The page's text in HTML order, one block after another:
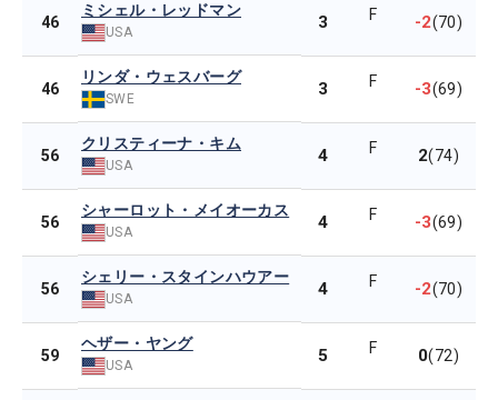
46
ミシェル・レッドマン
USA 3 F -2(70)
46
リンダ・ウェスバーグ
SWE 3 F -3(69)
56
クリスティーナ・キム
USA 4 F 2(74)
56
シャーロット・メイオーカス
USA 4 F -3(69)
56
シェリー・スタインハウアー
USA 4 F -2(70)
59
ヘザー・ヤング
USA 5 F 0(72)